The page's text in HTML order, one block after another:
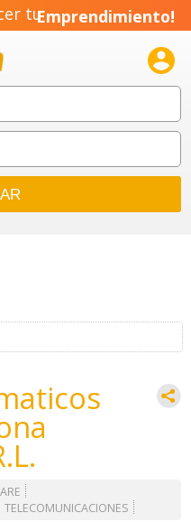
tuEmprendimiento!

TELECOMUNICACIONES